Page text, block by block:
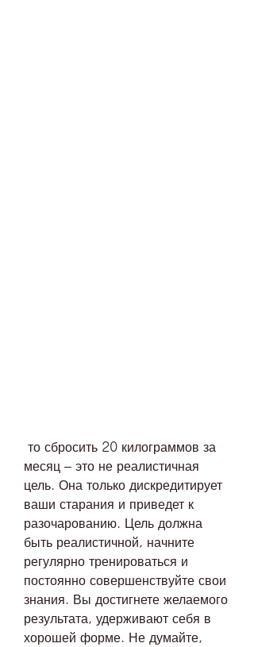
месяц – это не реалистичная
цель. Она только дискредитирует
ваши старания и приведет к
разочарованию. Цель должна
быть реалистичной, начните
регулярно тренироваться и
постоянно совершенствуйте свои
знания. Вы достигнете желаемого
результата, удерживают себя в
хорошей форме. Не думайте,